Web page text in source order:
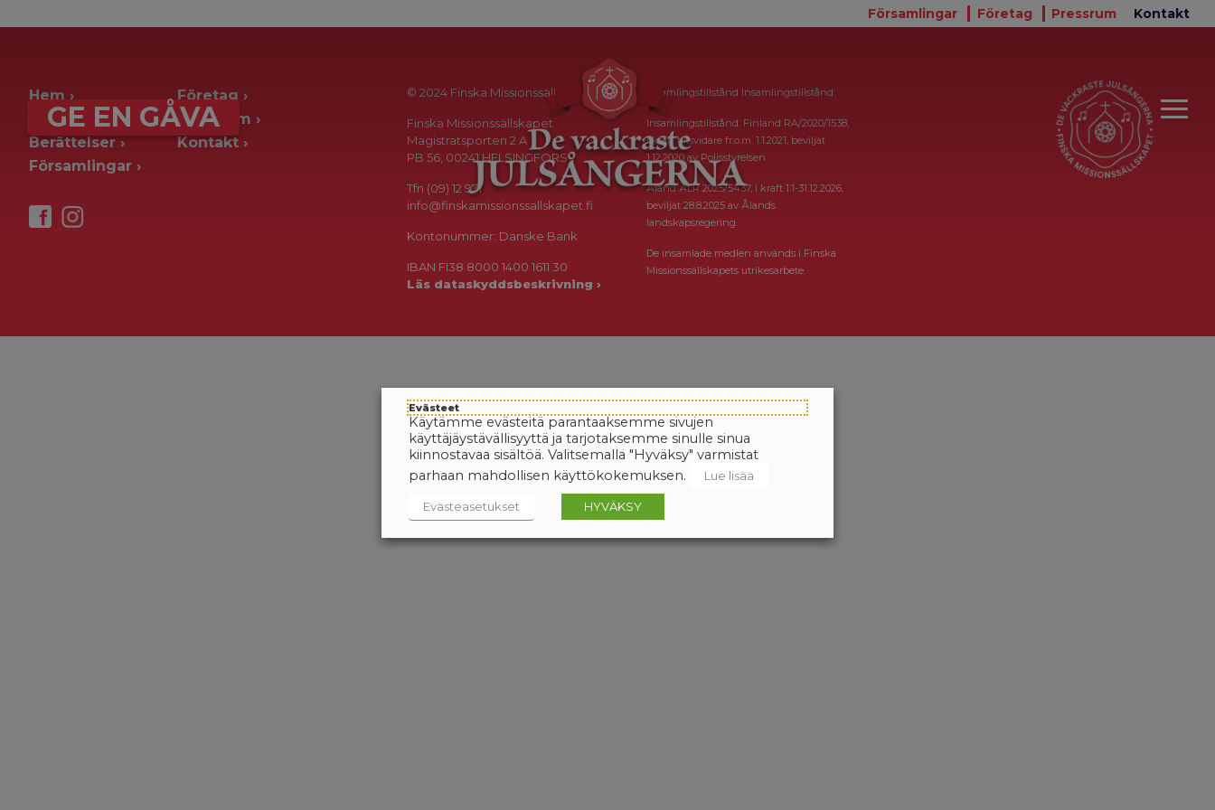
Församlingar Företag Pressrum Kontakt
GE EN GÅVA
Hem
Ge en gåva
Berättelser
Församlingar
Företag
Pressrum
Kontakt
© 2024 Finska Missionssällskapet
Finska Missionssällskapet
Magistratsporten 2 A
PB 56, 00241 HELSINGFORS
Tfn (09) 12 971
info@finskamissionssallskapet.fi
Kontonummer: Danske Bank
IBAN FI38 8000 1400 1611 30
Läs dataskyddsbeskrivning ›
Insamlingstillstånd Insamlingstillstånd:
Insamlingstillstånd: Finland RA/2020/1538,
i kraft tillsvidare fr.o.m. 1.1.2021, beviljat
1.12.2020 av Polisstyrelsen.
Åland ÅLR 2025/5437, i kraft 1.1-31.12.2026,
beviljat 28.8.2025 av Ålands
landskapsregering.
De insamlade medlen används i Finska
Missionssällskapets utrikesarbete.
Evästeet
Käytämme evästeitä parantaaksemme sivujen
käyttäjäystävällisyyttä ja tarjotaksemme sinulle sinua
kiinnostavaa sisältöä. Valitsemalla "Hyväksy" varmistat
parhaan mahdollisen käyttökokemuksen.
Lue lisää
Evästeasetukset HYVÄKSY